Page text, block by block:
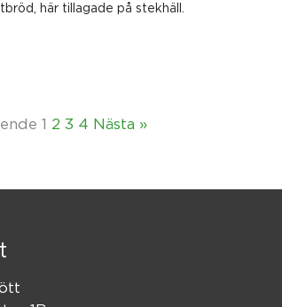
här tillagade på stekhäll.
1 2 3 4 Nästa »